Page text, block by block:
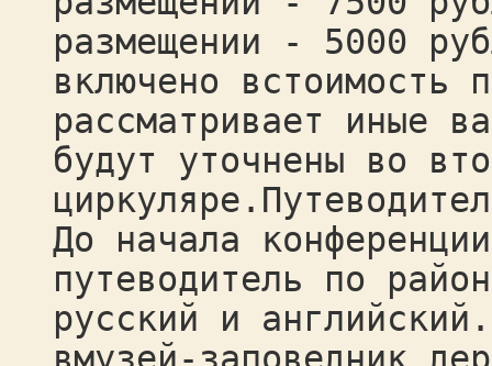
размещении - 5000
включено встоимость
рассматривает иные
будут уточнены во
До начала
путеводитель по
русский и